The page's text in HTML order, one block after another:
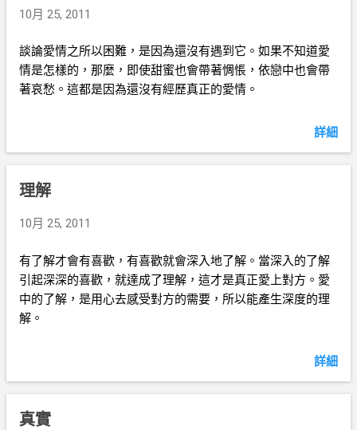
10月 25, 2011
談論愛情之所以困難，是因為還沒有遇到它。如果不知道愛
情是怎樣的，那麼，即使甜蜜也會帶著惆悵，依戀中也會帶
著哀愁。這都是因為還沒有經歷真正的愛情。
詳細
理解
10月 25, 2011
有了解才會有喜歡，有喜歡就會深入地了解。當深入的了解
引起深深的喜歡，就達成了理解，這才是真正愛上對方。愛
中的了解，是用心去感受對方的需要，所以能產生深度的理
解。
詳細
真實